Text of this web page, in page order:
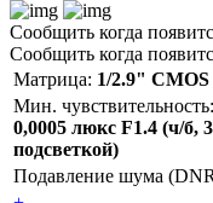
Сообщить когда
Сообщить когда
Матрица: 1/2.9" CMOS
Мин. чувствительность:
0,0005 люкс F1.4 (ч/б,
подсветкой)
Подавление шума